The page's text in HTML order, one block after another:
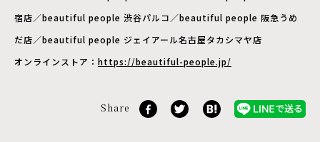
宿店／beautiful people 渋谷パルコ／beautiful people 阪急うめ
だ店／beautiful people ジェイアール名古屋タカシマヤ店
オンラインストア： https://beautiful-people.jp/
Share